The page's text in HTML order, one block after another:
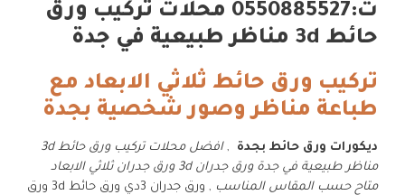
ت:0550885527 محلات تركيب ورق
حائط 3d مناظر طبيعية في جدة
تركيب ورق حائط ثلاثي الابعاد مع
طباعة مناظر وصور شخصية بجدة
ديكورات ورق حائط بجدة ,
افضل محلات تركيب ورق حائط 3d
مناظر طبيعية في جدة ورق جدران 3d ورق جدران ثلاثي الابعاد
متاح حسب المقاس المناسب
, ورق جدران 3دي ورق حائط 3d ورق